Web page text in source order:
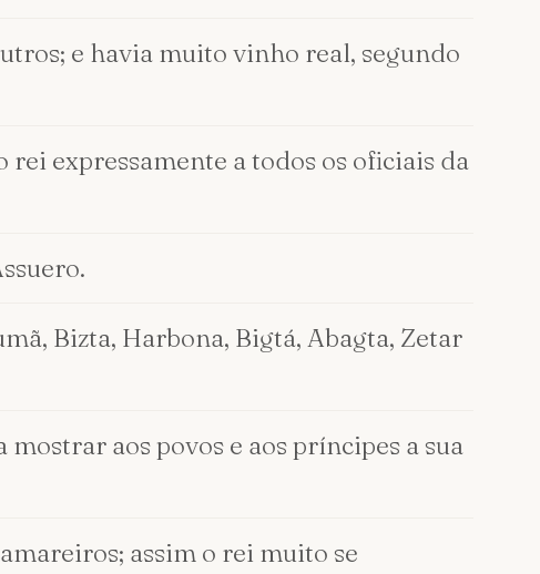
e havia muito vinho real, segundo
expressamente a todos os oficiais da
Bizta, Harbona, Bigtá, Abagta, Zetar
aos povos e aos príncipes a sua
assim o rei muito se